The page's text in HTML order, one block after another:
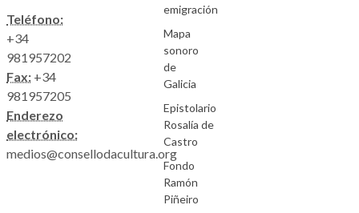
Teléfono:
+34
981957202
Fax: +34
981957205
Enderezo
electrónico:
medios@consellodacultura.org
emigración
Mapa
sonoro
de
Galicia
Epistolario
Rosalía de
Castro
Fondo
Ramón
Piñeiro